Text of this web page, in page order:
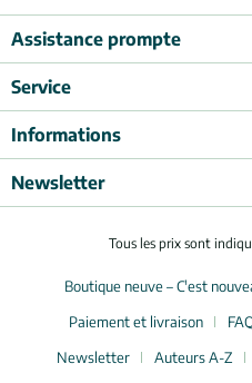
Assistance prompte
Service
Informations
Newsletter
Tous les prix sont
Boutique neuve – C'est
Paiement et livraison
Newsletter
Auteurs A-Z